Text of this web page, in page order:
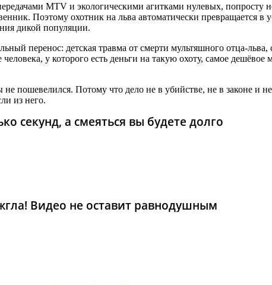
MTV и экологическими агитками нулевых, попросту
Поэтому охотник на льва автоматически превращается
дикой популяции.
перенос: детская травма от смерти мультяшного отца-льва,
у которого есть деньги на такую охоту, самое
пошевелился. Потому что дело не в убийстве, не в законе и
из него.
секунд, а смеяться вы будете долго
Видео не оставит равнодушным